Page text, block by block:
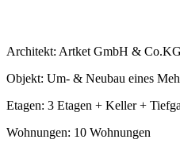
Architekt: Artket GmbH & Co.KG
Objekt: Um- & Neubau eines
Etagen: 3 Etagen + Keller +
Wohnungen: 10 Wohnungen